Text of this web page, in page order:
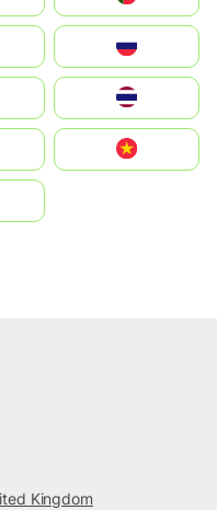
Kingdom